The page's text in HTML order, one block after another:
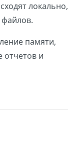
локально,
памяти,
отчетов и